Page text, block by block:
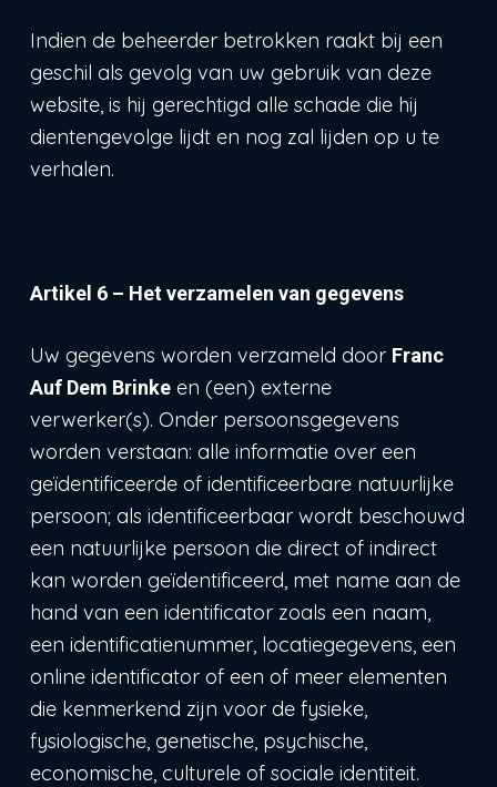
Indien de beheerder betrokken raakt bij een
geschil als gevolg van uw gebruik van deze
website, is hij gerechtigd alle schade die hij
dientengevolge lijdt en nog zal lijden op u te
verhalen.
Artikel 6 – Het verzamelen van gegevens
Uw gegevens worden verzameld door Franc
Auf Dem Brinkeen (een) externe
verwerker(s). Onder persoonsgegevens
worden verstaan: alle informatie over een
geïdentificeerde of identificeerbare natuurlijke
persoon; als identificeerbaar wordt beschouwd
een natuurlijke persoon die direct of indirect
kan worden geïdentificeerd, met name aan de
hand van een identificator zoals een naam,
een identificatienummer, locatiegegevens, een
online identificator of een of meer elementen
die kenmerkend zijn voor de fysieke,
fysiologische, genetische, psychische,
economische, culturele of sociale identiteit.